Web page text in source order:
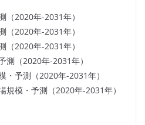
（2020年-2031年）
（2020年-2031年）
（2020年-2031年）
測（2020年-2031年）
・予測（2020年-2031年）
規模・予測（2020年-2031年）